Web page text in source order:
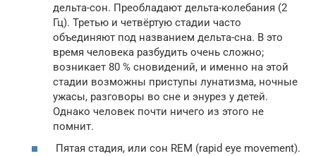
дельта-сон. Преобладают дельта-колебания (2
Гц). Третью и четвёртую стадии часто
объединяют под названием дельта-сна. В это
время человека разбудить очень сложно;
возникает 80 % сновидений, и именно на этой
стадии возможны приступы лунатизма, ночные
ужасы, разговоры во сне и энурез у детей.
Однако человек почти ничего из этого не
помнит.
Пятая стадия, или сон REM (rapid eye movement).